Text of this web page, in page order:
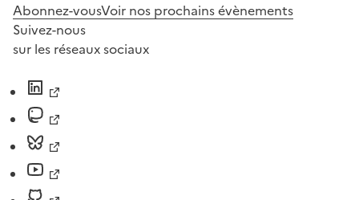
Abonnez-vousVoir nos prochains évènements
Suivez-nous
sur les réseaux sociaux